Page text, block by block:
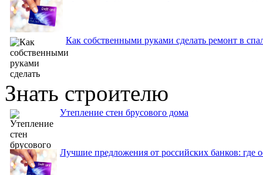
Как собственными руками сделать ремонт в
Знать строителю
Утепление стен брусового дома
Лучшие предложения от российских банков: где